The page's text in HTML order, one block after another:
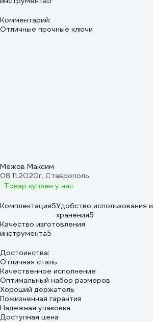
Комментарий:
Отличные прочные ключи
Межов Максим
08.11.2020г. Ставрополь
Товар куплен у нас
Комплектация5Удобство использования и
хранения5
Качество изготовления
инструмента5
Достоинства:
Отличная сталь
Качественное исполнение
Оптимальный набор размеров
Хороший держатель
Пожизненная гарантия
Надежная упаковка
Доступная цена